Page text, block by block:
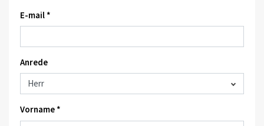
E-mail *
Anrede
Vorname *